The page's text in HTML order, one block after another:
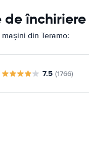
din Teramo:
7.5 (1766)